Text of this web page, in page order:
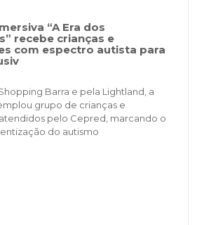
“A Era dos
recebe crianças e
com espectro autista para
Barra e pela Lightland, a
grupo de crianças e
pelo Cepred, marcando o
do autismo